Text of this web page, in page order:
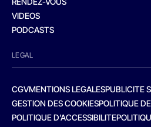
VIDEOS
PODCASTS
LEGAL
CGVMENTIONS LEGALESPUBLICITE
GESTION DES COOKIESPOLITIQUE
POLITIQUE D’ACCESSIBILITE